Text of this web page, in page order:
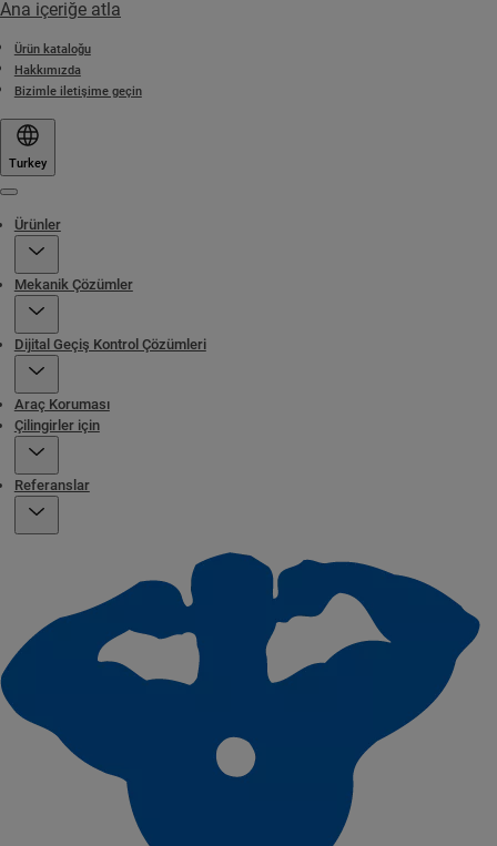
Ana içeriğe atla
Ürün kataloğu
Hakkımızda
Bizimle iletişime geçin
Turkey
Ürünler
Mekanik Çözümler
Dijital Geçiş Kontrol Çözümleri
Araç Koruması
Çilingirler için
Referanslar